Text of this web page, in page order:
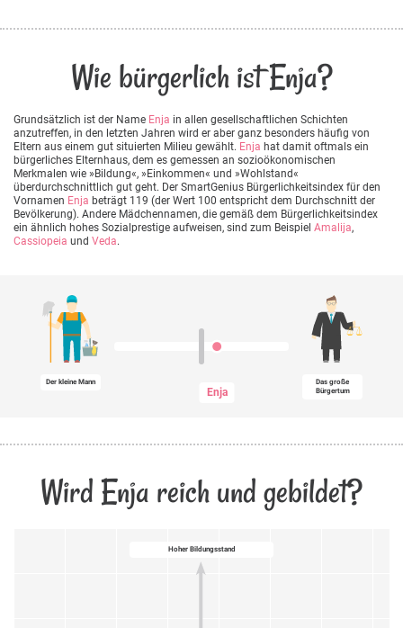
Wie bürgerlich ist Enja?
Grundsätzlich ist der Name Enja in allen gesellschaftlichen Schichten
anzutreffen, in den letzten Jahren wird er aber ganz besonders häufig von
Eltern aus einem gut situierten Milieu gewählt. Enja hat damit oftmals ein
bürgerliches Elternhaus, dem es gemessen an sozioökonomischen
Merkmalen wie »Bildung«, »Einkommen« und »Wohlstand«
überdurchschnittlich gut geht. Der SmartGenius Bürgerlichkeitsindex für den
Vornamen Enja beträgt 119 (der Wert 100 entspricht dem Durchschnitt der
Bevölkerung). Andere Mädchennamen, die gemäß dem Bürgerlichkeitsindex
ein ähnlich hohes Sozialprestige aufweisen, sind zum Beispiel Amalija,
Cassiopeia und Veda.
Der kleine Mann
Enja
Das große
Bürgertum
Wird Enja reich und gebildet?
Hoher Bildungsstand